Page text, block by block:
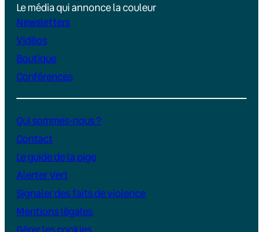
Le média qui annonce la couleur
Newsletters
Vidéos
Boutique
Conférences
Qui sommes-nous ?
Contact
Le guide de la pige
Alerter Vert
Signaler des faits de violence
Mentions légales